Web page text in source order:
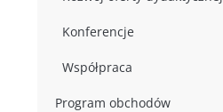
Konferencje
Współpraca
Program obchodów